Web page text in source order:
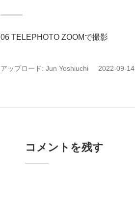
06 TELEPHOTO ZOOMで撮影
アップロード: Jun Yoshiuchi 2022-09-14
コメントを残す